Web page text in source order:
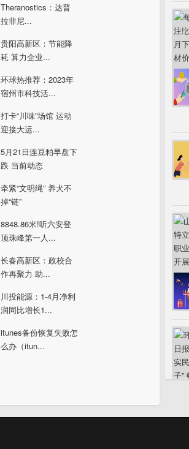
Theranostics：达普
拉非尼...
贵阳高新区：节能降
耗 算力企业...
环球热推荐：2023年
宿州市科技活...
打卡“川味”场馆 运动
迎接大运...
5月21日连豆粕早盘下
跌 当前动态
牵紧“文明绳” 养犬不
掉“链”
8848.86米!听六安登
顶珠峰第一人...
长春高新区：政校合
作再聚力 助...
川投能源：1-4月净利
润同比增长1...
itunes备份恢复失败怎
么办（itun...